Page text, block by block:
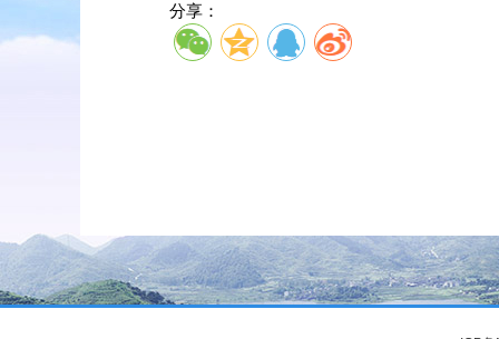
分享：